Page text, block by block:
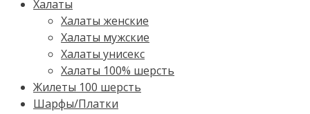
Халаты
Халаты женские
Халаты мужские
Халаты унисекс
Халаты 100% шерсть
Жилеты 100 шерсть
Шарфы/Платки